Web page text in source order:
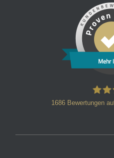
Mehr
1686 Bewertungen